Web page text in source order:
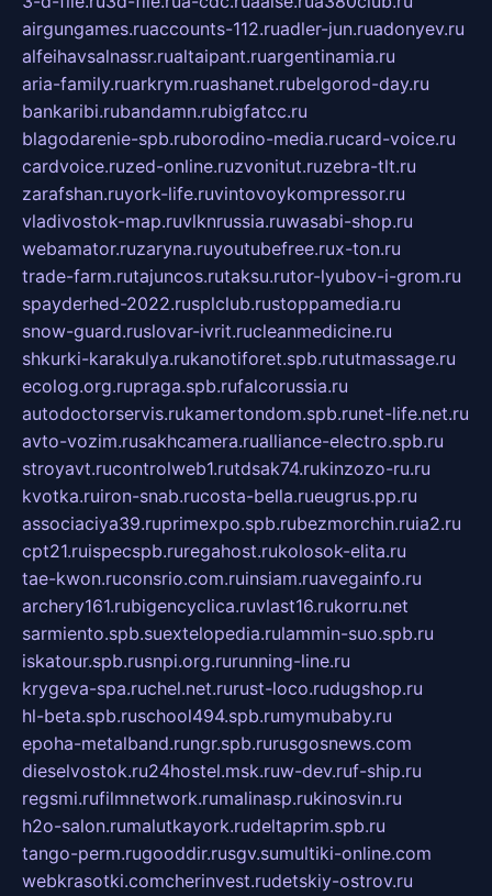
airgungames.ruaccounts-112.ruadler-jun.ruadonyev.ru
alfeihavsalnassr.rualtaipant.ruargentinamia.ru
aria-family.ruarkrym.ruashanet.rubelgorod-day.ru
bankaribi.rubandamn.rubigfatcc.ru
blagodarenie-spb.ruborodino-media.rucard-voice.ru
cardvoice.ruzed-online.ruzvonitut.ruzebra-tlt.ru
zarafshan.ruyork-life.ruvintovoykompressor.ru
vladivostok-map.ruvlknrussia.ruwasabi-shop.ru
webamator.ruzaryna.ruyoutubefree.rux-ton.ru
trade-farm.rutajuncos.rutaksu.rutor-lyubov-i-grom.ru
spayderhed-2022.rusplclub.rustoppamedia.ru
snow-guard.ruslovar-ivrit.rucleanmedicine.ru
shkurki-karakulya.rukanotiforet.spb.rututmassage.ru
ecolog.org.rupraga.spb.rufalcorussia.ru
autodoctorservis.rukamertondom.spb.runet-life.net.ru
avto-vozim.rusakhcamera.rualliance-electro.spb.ru
stroyavt.rucontrolweb1.rutdsak74.rukinzozo-ru.ru
kvotka.ruiron-snab.rucosta-bella.rueugrus.pp.ru
associaciya39.ruprimexpo.spb.rubezmorchin.ruia2.ru
cpt21.ruispecspb.ruregahost.rukolosok-elita.ru
tae-kwon.ruconsrio.com.ruinsiam.ruavegainfo.ru
archery161.rubigencyclica.ruvlast16.rukorru.net
sarmiento.spb.suextelopedia.rulammin-suo.spb.ru
iskatour.spb.rusnpi.org.rurunning-line.ru
krygeva-spa.ruchel.net.rurust-loco.rudugshop.ru
hl-beta.spb.ruschool494.spb.rumymubaby.ru
epoha-metalband.rungr.spb.rurusgosnews.com
dieselvostok.ru24hostel.msk.ruw-dev.ruf-ship.ru
regsmi.rufilmnetwork.rumalinasp.rukinosvin.ru
h2o-salon.rumalutkayork.rudeltaprim.spb.ru
tango-perm.rugooddir.rusgv.sumultiki-online.com
webkrasotki.comcherinvest.rudetskiy-ostrov.ru